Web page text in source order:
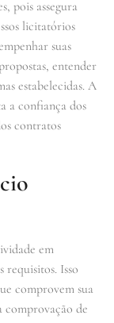
pois assegura
licitatórios
suas
entender
estabelecidas. A
a confiança dos
contratos
em
requisitos. Isso
comprovem sua
comprovação de